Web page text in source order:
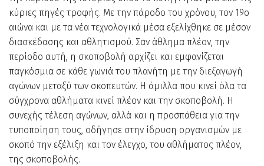
κύριες πηγές τροφής. Με την πάροδο του χρόνου, τον 19ο
αιώνα και με τα νέα τεχνολογικά μέσα εξελίχθηκε σε μέσον
διασκέδασης και αθλητισμού. Σαν άθλημα πλέον, την
περίοδο αυτή, η σκοποβολή αρχίζει και εμφανίζεται
παγκόσμια σε κάθε γωνιά του πλανήτη με την διεξαγωγή
αγώνων μεταξύ των σκοπευτών. Η άμιλλα που κινεί όλα τα
σύγχρονα αθλήματα κινεί πλέον και την σκοποβολή. Η
συνεχής τέλεση αγώνων, αλλά και η προσπάθεια για την
τυποποίηση τους, οδήγησε στην ίδρυση οργανισμών με
σκοπό την εξέλιξη και τον έλεγχο, του αθλήματος πλέον,
της σκοποβολής.